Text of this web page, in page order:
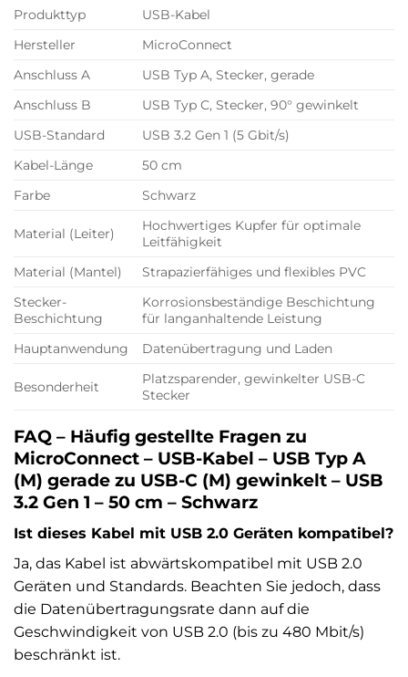
Produkttyp
USB-Kabel
Hersteller
MicroConnect
Anschluss A
USB Typ A, Stecker, gerade
Anschluss B
USB Typ C, Stecker, 90° gewinkelt
USB-Standard
USB 3.2 Gen 1 (5 Gbit/s)
Kabel-Länge
50 cm
Farbe
Schwarz
Material (Leiter)
Hochwertiges Kupfer für optimale
Leitfähigkeit
Material (Mantel)
Strapazierfähiges und flexibles PVC
Stecker-
Beschichtung
Korrosionsbeständige Beschichtung
für langanhaltende Leistung
Hauptanwendung
Datenübertragung und Laden
Besonderheit
Platzsparender, gewinkelter USB-C
Stecker
FAQ – Häufig gestellte Fragen zu
MicroConnect – USB-Kabel – USB Typ A
(M) gerade zu USB-C (M) gewinkelt – USB
3.2 Gen 1 – 50 cm – Schwarz
Ist dieses Kabel mit USB 2.0 Geräten kompatibel?
Ja, das Kabel ist abwärtskompatibel mit USB 2.0
Geräten und Standards. Beachten Sie jedoch, dass
die Datenübertragungsrate dann auf die
Geschwindigkeit von USB 2.0 (bis zu 480 Mbit/s)
beschränkt ist.